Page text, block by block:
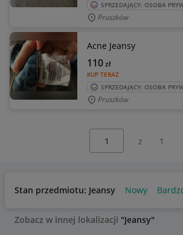
SPRZEDAJĄCY: OSOBA
Pruszków
Acne Jeansy
KUP TERAZ
110zł
SPRZEDAJĄCY: OSOBA
Pruszków
z 1
Stan przedmiotu: Jeansy Nowy
Zobacz w innej lokalizacji "Jeansy"